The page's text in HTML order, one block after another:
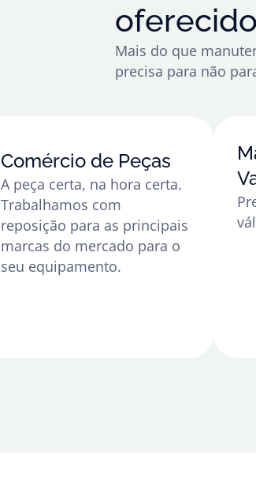
Mais do que
precisa para não
Comércio de Peças
A peça certa, na hora certa.
Trabalhamos com
reposição para as principais
marcas do mercado para o
seu equipamento.